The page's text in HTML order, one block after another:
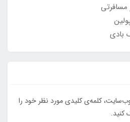
مسافرتی
بادی
کلمه‌ی کلیدی مورد نظر خود را
کنید.